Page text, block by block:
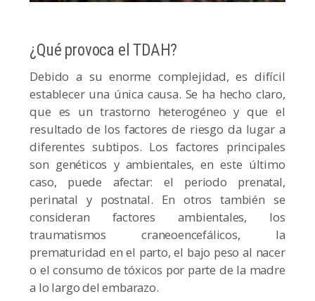
¿Qué provoca el TDAH?
Debido a su enorme complejidad, es difícil
establecer una única causa. Se ha hecho claro,
que es un trastorno heterogéneo y que el
resultado de los factores de riesgo da lugar a
diferentes subtipos. Los factores principales
son genéticos y ambientales, en este último
caso, puede afectar: el periodo prenatal,
perinatal y postnatal. En otros también se
consideran factores ambientales, los
traumatismos craneoencefálicos, la
prematuridad en el parto, el bajo peso al nacer
o el consumo de tóxicos por parte de la madre
a lo largo del embarazo.